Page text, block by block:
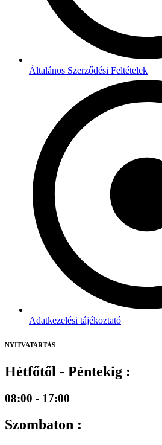
Általános Szerződési Feltételek
Adatkezelési tájékoztató
NYITVATARTÁS
Hétfőtől - Péntekig :
08:00 - 17:00
Szombaton :